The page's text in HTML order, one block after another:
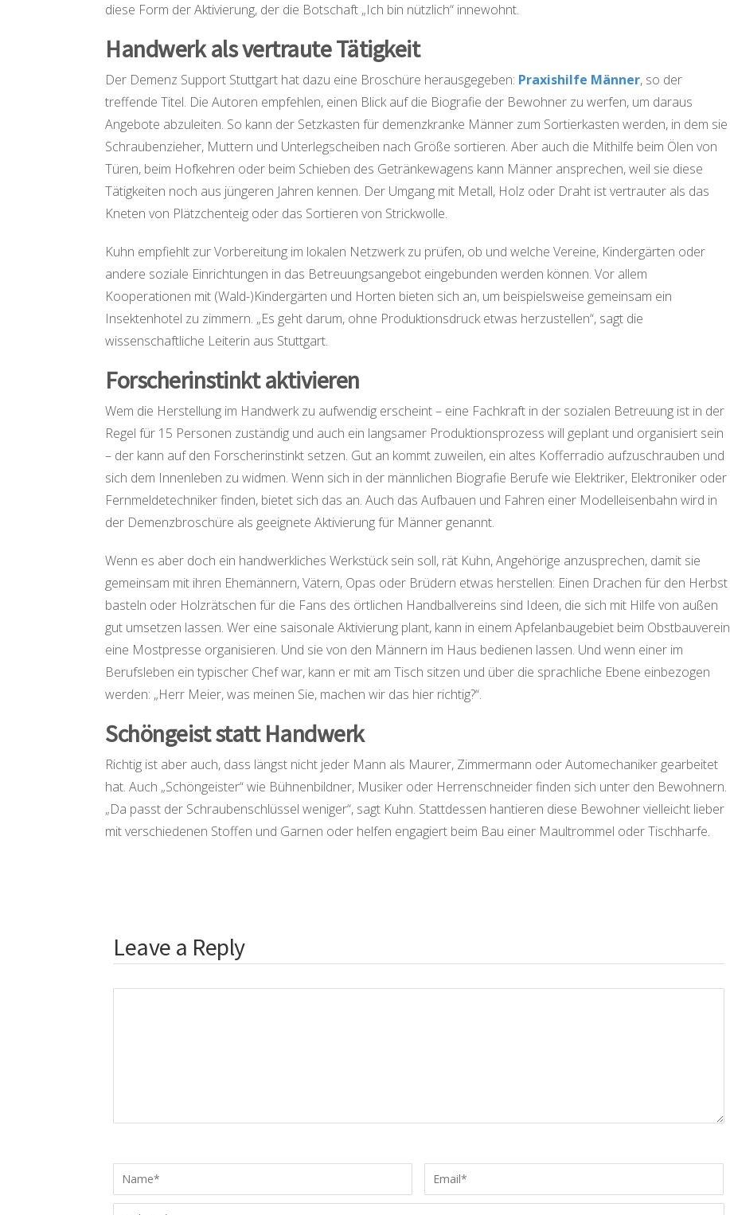
diese Form der Aktivierung, der die Botschaft „Ich bin nützlich“ innewohnt.
Handwerk als vertraute Tätigkeit
Der Demenz Support Stuttgart hat dazu eine Broschüre herausgegeben: Praxishilfe Männer, so der
treffende Titel. Die Autoren empfehlen, einen Blick auf die Biografie der Bewohner zu werfen, um daraus
Angebote abzuleiten. So kann der Setzkasten für demenzkranke Männer zum Sortierkasten werden, in dem sie
Schraubenzieher, Muttern und Unterlegscheiben nach Größe sortieren. Aber auch die Mithilfe beim Ölen von
Türen, beim Hofkehren oder beim Schieben des Getränkewagens kann Männer ansprechen, weil sie diese
Tätigkeiten noch aus jüngeren Jahren kennen. Der Umgang mit Metall, Holz oder Draht ist vertrauter als das
Kneten von Plätzchenteig oder das Sortieren von Strickwolle.
Kuhn empfiehlt zur Vorbereitung im lokalen Netzwerk zu prüfen, ob und welche Vereine, Kindergärten oder
andere soziale Einrichtungen in das Betreuungsangebot eingebunden werden können. Vor allem
Kooperationen mit (Wald-)Kindergärten und Horten bieten sich an, um beispielsweise gemeinsam ein
Insektenhotel zu zimmern. „Es geht darum, ohne Produktionsdruck etwas herzustellen“, sagt die
wissenschaftliche Leiterin aus Stuttgart.
Forscherinstinkt aktivieren
Wem die Herstellung im Handwerk zu aufwendig erscheint – eine Fachkraft in der sozialen Betreuung ist in der
Regel für 15 Personen zuständig und auch ein langsamer Produktionsprozess will geplant und organisiert sein
– der kann auf den Forscherinstinkt setzen. Gut an kommt zuweilen, ein altes Kofferradio aufzuschrauben und
sich dem Innenleben zu widmen. Wenn sich in der männlichen Biografie Berufe wie Elektriker, Elektroniker oder
Fernmeldetechniker finden, bietet sich das an. Auch das Aufbauen und Fahren einer Modelleisenbahn wird in
der Demenzbroschüre als geeignete Aktivierung für Männer genannt.
Wenn es aber doch ein handwerkliches Werkstück sein soll, rät Kuhn, Angehörige anzusprechen, damit sie
gemeinsam mit ihren Ehemännern, Vätern, Opas oder Brüdern etwas herstellen: Einen Drachen für den Herbst
basteln oder Holzrätschen für die Fans des örtlichen Handballvereins sind Ideen, die sich mit Hilfe von außen
gut umsetzen lassen. Wer eine saisonale Aktivierung plant, kann in einem Apfelanbaugebiet beim Obstbauverein
eine Mostpresse organisieren. Und sie von den Männern im Haus bedienen lassen. Und wenn einer im
Berufsleben ein typischer Chef war, kann er mit am Tisch sitzen und über die sprachliche Ebene einbezogen
werden: „Herr Meier, was meinen Sie, machen wir das hier richtig?“.
Schöngeist statt Handwerk
Richtig ist aber auch, dass längst nicht jeder Mann als Maurer, Zimmermann oder Automechaniker gearbeitet
hat. Auch „Schöngeister“ wie Bühnenbildner, Musiker oder Herrenschneider finden sich unter den Bewohnern.
„Da passt der Schraubenschlüssel weniger“, sagt Kuhn. Stattdessen hantieren diese Bewohner vielleicht lieber
mit verschiedenen Stoffen und Garnen oder helfen engagiert beim Bau einer Maultrommel oder Tischharfe.
Leave a Reply